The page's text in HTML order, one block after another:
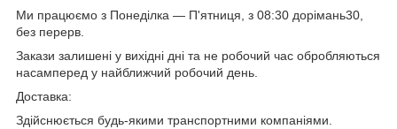
Ми працюємо з Понеділка — П'ятниця, з 08:30 дорімань30,
без перерв.
Закази залишені у вихідні дні та не робочий час обробляються
насамперед у найближчий робочий день.
Доставка:
Здійснюється будь-якими транспортними компаніями.